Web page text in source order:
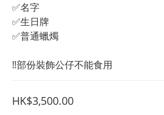
✅名字
✅生日牌
✅普通蠟燭
‼️部份裝飾公仔不能食用
HK$3,500.00